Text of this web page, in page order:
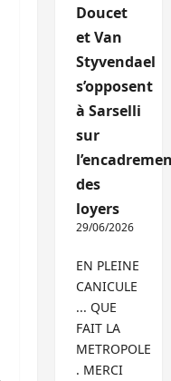
Doucet
et Van
Styvendael
s’opposent
à Sarselli
sur
des
loyers
29/06/2026
EN PLEINE
CANICULE
... QUE
FAIT LA
METROPOLE
. MERCI